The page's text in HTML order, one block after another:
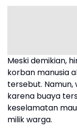
Meski demikian,
korban manusia
tersebut.
karena buaya
keselamatan
milik warga.